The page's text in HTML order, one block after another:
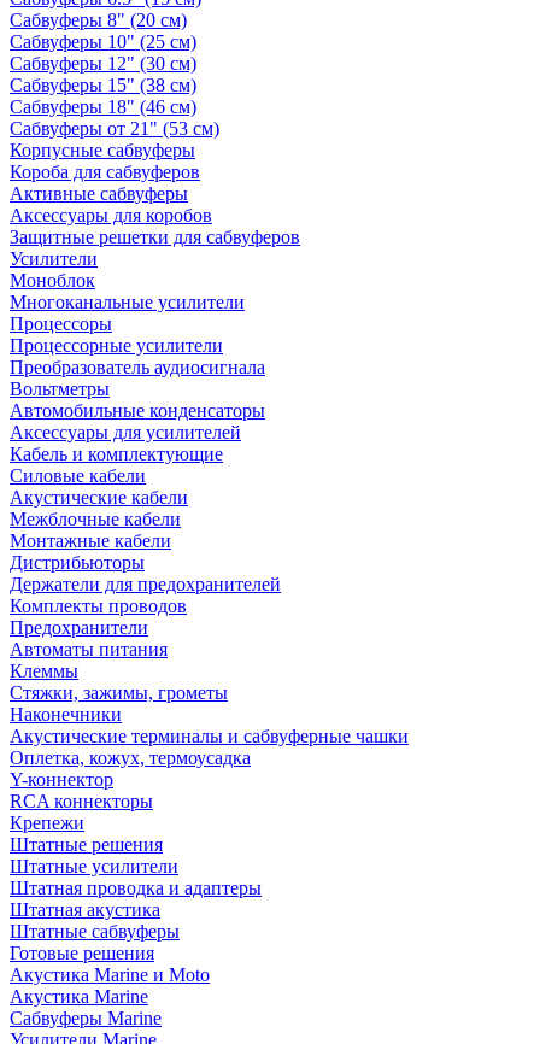
Сабвуферы 8" (20 см)
Сабвуферы 10" (25 см)
Сабвуферы 12" (30 см)
Сабвуферы 15" (38 см)
Сабвуферы 18" (46 см)
Сабвуферы от 21" (53 см)
Корпусные сабвуферы
Короба для сабвуферов
Активные сабвуферы
Аксессуары для коробов
Защитные решетки для сабвуферов
Усилители
Моноблок
Многоканальные усилители
Процессоры
Процессорные усилители
Преобразователь аудиосигнала
Вольтметры
Автомобильные конденсаторы
Аксессуары для усилителей
Кабель и комплектующие
Силовые кабели
Акустические кабели
Межблочные кабели
Монтажные кабели
Дистрибьюторы
Держатели для предохранителей
Комплекты проводов
Предохранители
Автоматы питания
Клеммы
Стяжки, зажимы, грометы
Наконечники
Акустические терминалы и сабвуферные чашки
Оплетка, кожух, термоусадка
Y-коннектор
RCA коннекторы
Крепежи
Штатные решения
Штатные усилители
Штатная проводка и адаптеры
Штатная акустика
Штатные сабвуферы
Готовые решения
Акустика Marine и Moto
Акустика Marine
Сабвуферы Marine
Усилители Marine